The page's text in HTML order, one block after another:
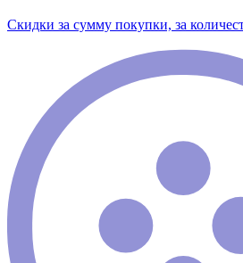
Скидки за сумму покупки, за